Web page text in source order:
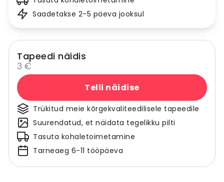
Saadetakse 2-5 päeva jooksul
Tapeedi näidis
3 €
Telli näidise
Trükitud meie kõrgekvaliteedilisele tapeedile
Suurendatud, et näidata tegelikku pilti
Tasuta kohaletoimetamine
Tarneaeg 6-11 tööpäeva